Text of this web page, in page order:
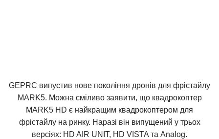
GEPRC випустив нове покоління дронів для фрістайлу
MARK5. Можна сміливо заявити, що квадрокоптер
MARK5 HD є найкращим квадрокоптером для
фрістайлу на ринку. Наразі він випущений у трьох
версіях: HD AIR UNIT, HD VISTA та Analog.